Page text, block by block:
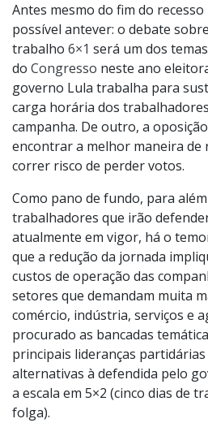
Antes mesmo do fim do
possível antever: o debate
trabalho 6×1 será um dos
do Congresso neste ano
governo Lula trabalha para
carga horária dos
campanha. De outro, a
encontrar a melhor maneira de
correr risco de perder votos.
Como pano de fundo, para
trabalhadores que irão
atualmente em vigor, há o
que a redução da jornada
custos de operação das
setores que demandam muita
comércio, indústria, serviços e
procurado as bancadas
principais lideranças
alternativas à defendida pelo
a escala em 5×2 (cinco dias de
folga).